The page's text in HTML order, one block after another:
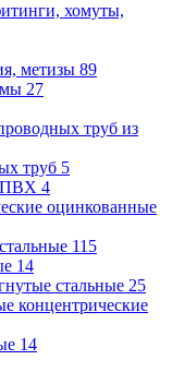
хомуты,
метизы 89
27
труб из
труб 5
ПВХ 4
оцинкованные
115
14
стальные 25
концентрические
14